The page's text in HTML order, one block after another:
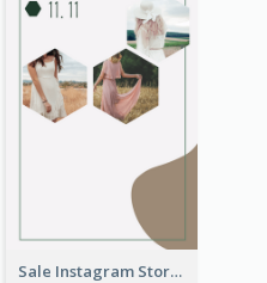
Sale Instagram Story